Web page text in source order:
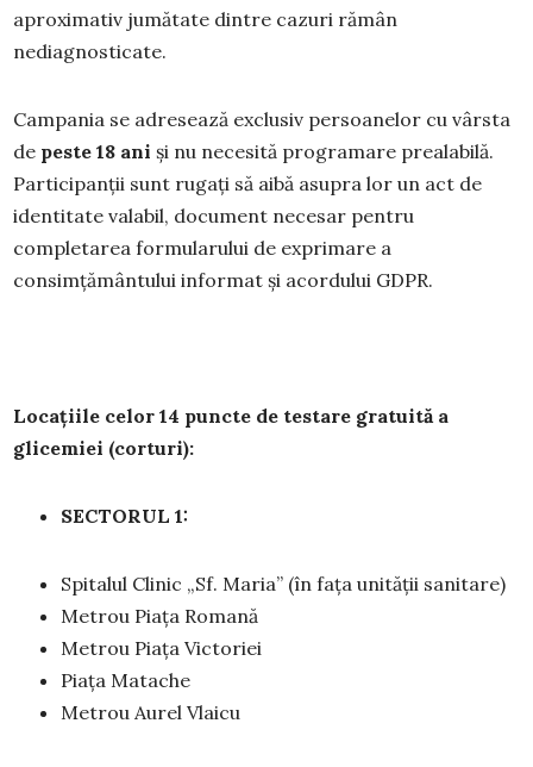
aproximativ jumătate dintre cazuri rămân
nediagnosticate.
Campania se adresează exclusiv persoanelor cu vârsta
de peste 18 ani și nu necesită programare prealabilă.
Participanții sunt rugați să aibă asupra lor un act de
identitate valabil, document necesar pentru
completarea formularului de exprimare a
consimțământului informat și acordului GDPR.
Locațiile celor 14 puncte de testare gratuită a
glicemiei (corturi):
SECTORUL 1:
Spitalul Clinic „Sf. Maria” (în fața unității sanitare)
Metrou Piața Romană
Metrou Piața Victoriei
Piața Matache
Metrou Aurel Vlaicu